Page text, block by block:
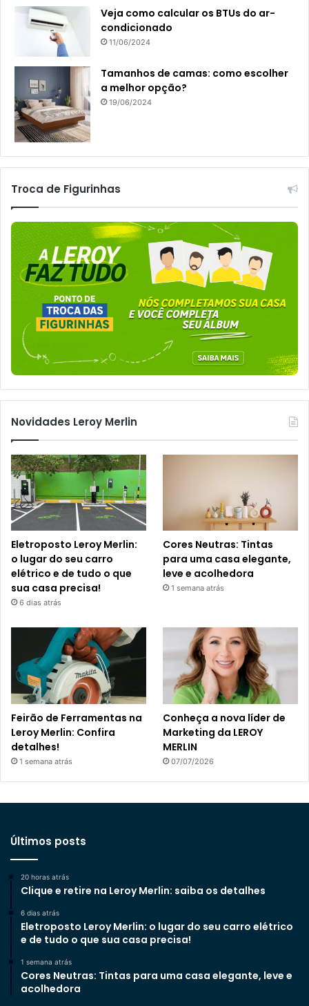
Veja como calcular os BTUs do ar-
condicionado
11/06/2024
Tamanhos de camas: como escolher
a melhor opção?
19/06/2024
Troca de Figurinhas
Novidades Leroy Merlin
Eletroposto Leroy Merlin:
o lugar do seu carro
elétrico e de tudo o que
sua casa precisa!
6 dias atrás
Cores Neutras: Tintas
para uma casa elegante,
leve e acolhedora
1 semana atrás
Feirão de Ferramentas na
Leroy Merlin: Confira
detalhes!
1 semana atrás
Conheça a nova líder de
Marketing da LEROY
MERLIN
07/07/2026
Últimos posts
20 horas atrás
Clique e retire na Leroy Merlin: saiba os detalhes
6 dias atrás
Eletroposto Leroy Merlin: o lugar do seu carro elétrico
e de tudo o que sua casa precisa!
1 semana atrás
Cores Neutras: Tintas para uma casa elegante, leve e
acolhedora